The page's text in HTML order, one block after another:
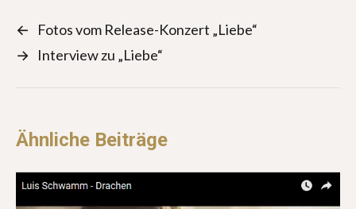
←
Fotos vom Release-Konzert „Liebe“
→ Interview zu „Liebe“
Ähnliche Beiträge